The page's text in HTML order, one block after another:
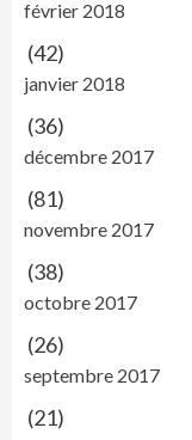
février 2018
(42)
janvier 2018
(36)
décembre 2017
(81)
novembre 2017
(38)
octobre 2017
(26)
septembre 2017
(21)